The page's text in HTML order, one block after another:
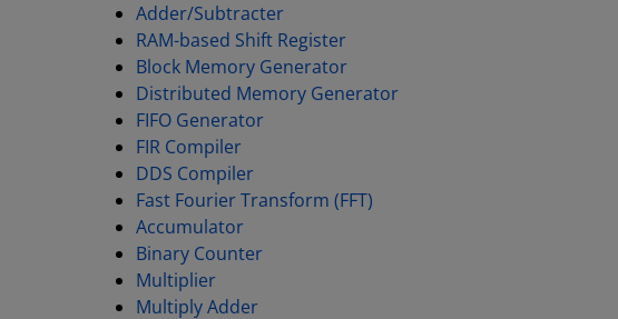
Adder/Subtracter
RAM-based Shift Register
Block Memory Generator
Distributed Memory Generator
FIFO Generator
FIR Compiler
DDS Compiler
Fast Fourier Transform (FFT)
Accumulator
Binary Counter
Multiplier
Multiply Adder